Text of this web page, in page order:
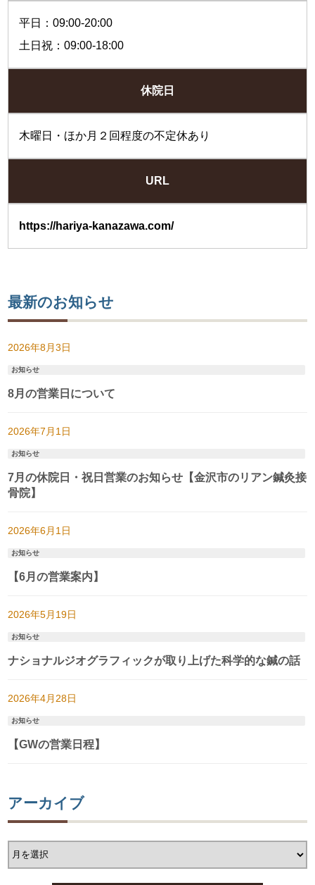
平日：09:00-20:00
土日祝：09:00-18:00
休院日
木曜日・ほか月２回程度の不定休あり
URL
https://hariya-kanazawa.com/
最新のお知らせ
2026年8月3日
お知らせ
8月の営業日について
2026年7月1日
お知らせ
7月の休院日・祝日営業のお知らせ【金沢市のリアン鍼灸接
骨院】
2026年6月1日
お知らせ
【6月の営業案内】
2026年5月19日
お知らせ
ナショナルジオグラフィックが取り上げた科学的な鍼の話
2026年4月28日
お知らせ
【GWの営業日程】
アーカイブ
ア
ー